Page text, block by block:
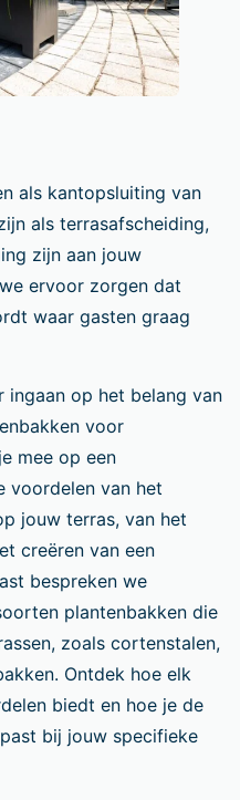
als kantopsluiting van
als terrasafscheiding,
zijn aan jouw
ervoor zorgen dat
waar gasten graag
ingaan op het belang van
voor
mee op een
voordelen van het
jouw terras, van het
creëren van een
bespreken we
plantenbakken die
zoals cortenstalen,
Ontdek hoe elk
biedt en hoe je de
bij jouw specifieke